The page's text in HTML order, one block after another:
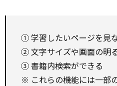
① 学習したいページを見
② 文字サイズや画面の明
③ 書籍内検索ができる
※ これらの機能には一部